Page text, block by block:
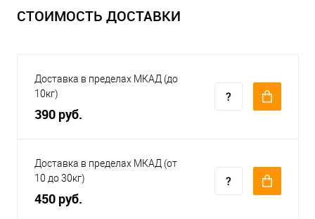
СТОИМОСТЬ ДОСТАВКИ
Доставка в пределах МКАД (до
10кг)
390 руб.
Доставка в пределах МКАД (от
10 до 30кг)
450 руб.